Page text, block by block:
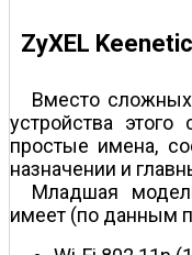
ZyXEL Keenetic
Вместо
устройства этого
простые имена,
назначении и
Младшая
имеет (по данным